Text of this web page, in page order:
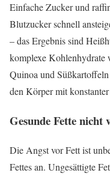
Einfache Zucker und
Blutzucker schnell
– das Ergebnis sind
komplexe
Quinoa und
den Körper mit
Gesunde Fette nicht
Die Angst vor Fett ist
Fettes an. Ungesättigte